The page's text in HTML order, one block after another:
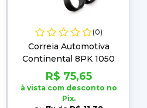
(0)
Correia Automotiva
Continental 8PK 1050
R$ 75,65
à vista com desconto no
Pix.